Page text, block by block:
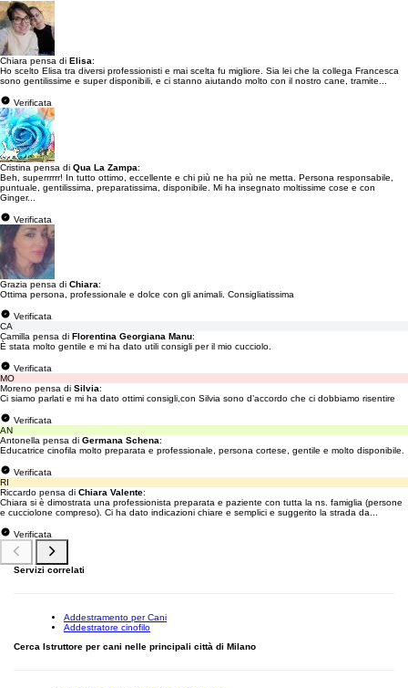
Chiara pensa di Elisa:
Ho scelto Elisa tra diversi professionisti e mai scelta fu migliore. Sia lei che la collega Francesca
sono gentilissime e super disponibili, e ci stanno aiutando molto con il nostro cane, tramite...
Verificata
Cristina pensa di Qua La Zampa:
Beh, superrrrrr! In tutto ottimo, eccellente e chi più ne ha più ne metta. Persona responsabile,
puntuale, gentilissima, preparatissima, disponibile. Mi ha insegnato moltissime cose e con
Ginger...
Verificata
Grazia pensa di Chiara:
Ottima persona, professionale e dolce con gli animali. Consigliatissima
Verificata
CA
Camilla pensa di Florentina Georgiana Manu:
È stata molto gentile e mi ha dato utili consigli per il mio cucciolo.
Verificata
MO
Moreno pensa di Silvia:
Ci siamo parlati e mi ha dato ottimi consigli,con Silvia sono d’accordo che ci dobbiamo risentire
Verificata
AN
Antonella pensa di Germana Schena:
Educatrice cinofila molto preparata e professionale, persona cortese, gentile e molto disponibile.
Verificata
RI
Riccardo pensa di Chiara Valente:
Chiara si è dimostrata una professionista preparata e paziente con tutta la ns. famiglia (persone
e cucciolone compreso). Ci ha dato indicazioni chiare e semplici e suggerito la strada da...
Verificata
Servizi correlati
Addestramento per Cani
Addestratore cinofilo
Cerca Istruttore per cani nelle principali città di Milano